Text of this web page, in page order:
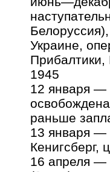
Украине,
1945
12 января —
раньше
13 января —
Кенигсберг,
16 апреля —